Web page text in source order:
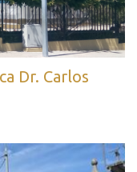
Dr. Carlos